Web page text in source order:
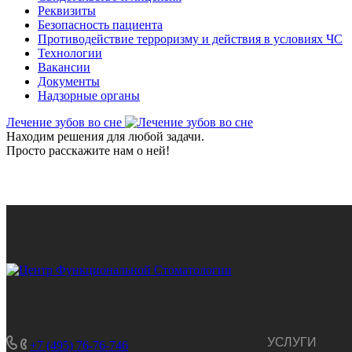
Реквизиты
Безопасность пациента
Противодействие терроризму и действия в условиях ЧС
Технологии
Вакансии
Документы
Надзорные органы
Лечение зубов во сне
Находим решения для любой задачи.
Просто расскажите нам о ней!
+7 (495) 76-76-746 УСЛУГИ